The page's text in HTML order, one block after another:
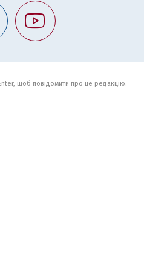
Enter, щоб повідомити про це редакцію.